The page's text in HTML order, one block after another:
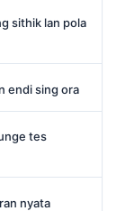
sithik lan pola
endi sing ora
tes
nyata